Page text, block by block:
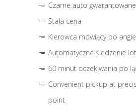
Czarne auto gwarantowane
Stała cena
Kierowca mówiący po
Automatyczne śledzenie
60 minut oczekiwania po
Convenient pickup at
point